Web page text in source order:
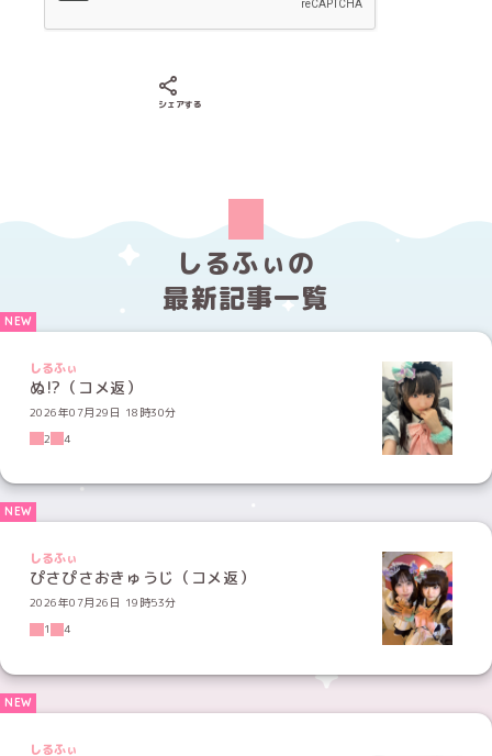
シェアする
しるふぃの
最新記事一覧
しるふぃ
ぬ⁉️（コメ返）
2026年07月29日 18時30分
2
4
しるふぃ
ぴさぴさおきゅうじ（コメ返）
2026年07月26日 19時53分
1
4
しるふぃ